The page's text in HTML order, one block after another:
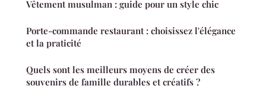
Vêtement musulman : guide pour un style chic
Porte-commande restaurant : choisissez l'élégance
et la praticité
Quels sont les meilleurs moyens de créer des
souvenirs de famille durables et créatifs ?